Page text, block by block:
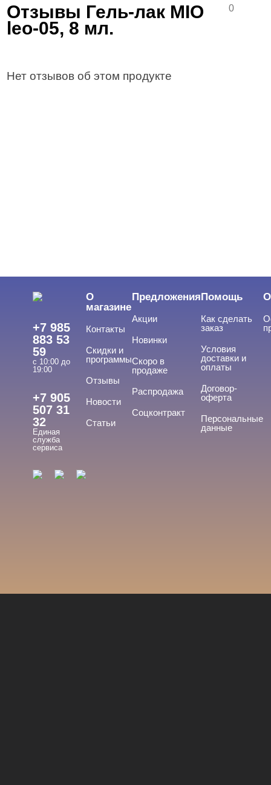
Отзывы Гель-лак MIO
leo-05, 8 мл.
0
Нет отзывов об этом продукте
+7 985
883 53
59
с 10:00 до
19:00
+7 905
507 31
32
Единая
служба
сервиса
О
магазине
Контакты
Скидки и
программы
Отзывы
Новости
Статьи
Предложения
Акции
Новинки
Скоро в
продаже
Распродажа
Соцконтракт
Помощь
Как сделать
заказ
Условия
доставки и
оплаты
Договор-
оферта
Персональные
данные